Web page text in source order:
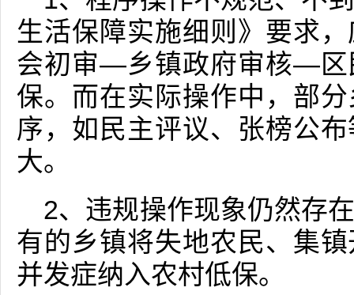
生活保障实施细则》要求
会初审—乡镇政府审核—区
保。而在实际操作中，部
序，如民主评议、张榜公
大。
2、违规操作现象仍然存
有的乡镇将失地农民、集
并发症纳入农村低保。